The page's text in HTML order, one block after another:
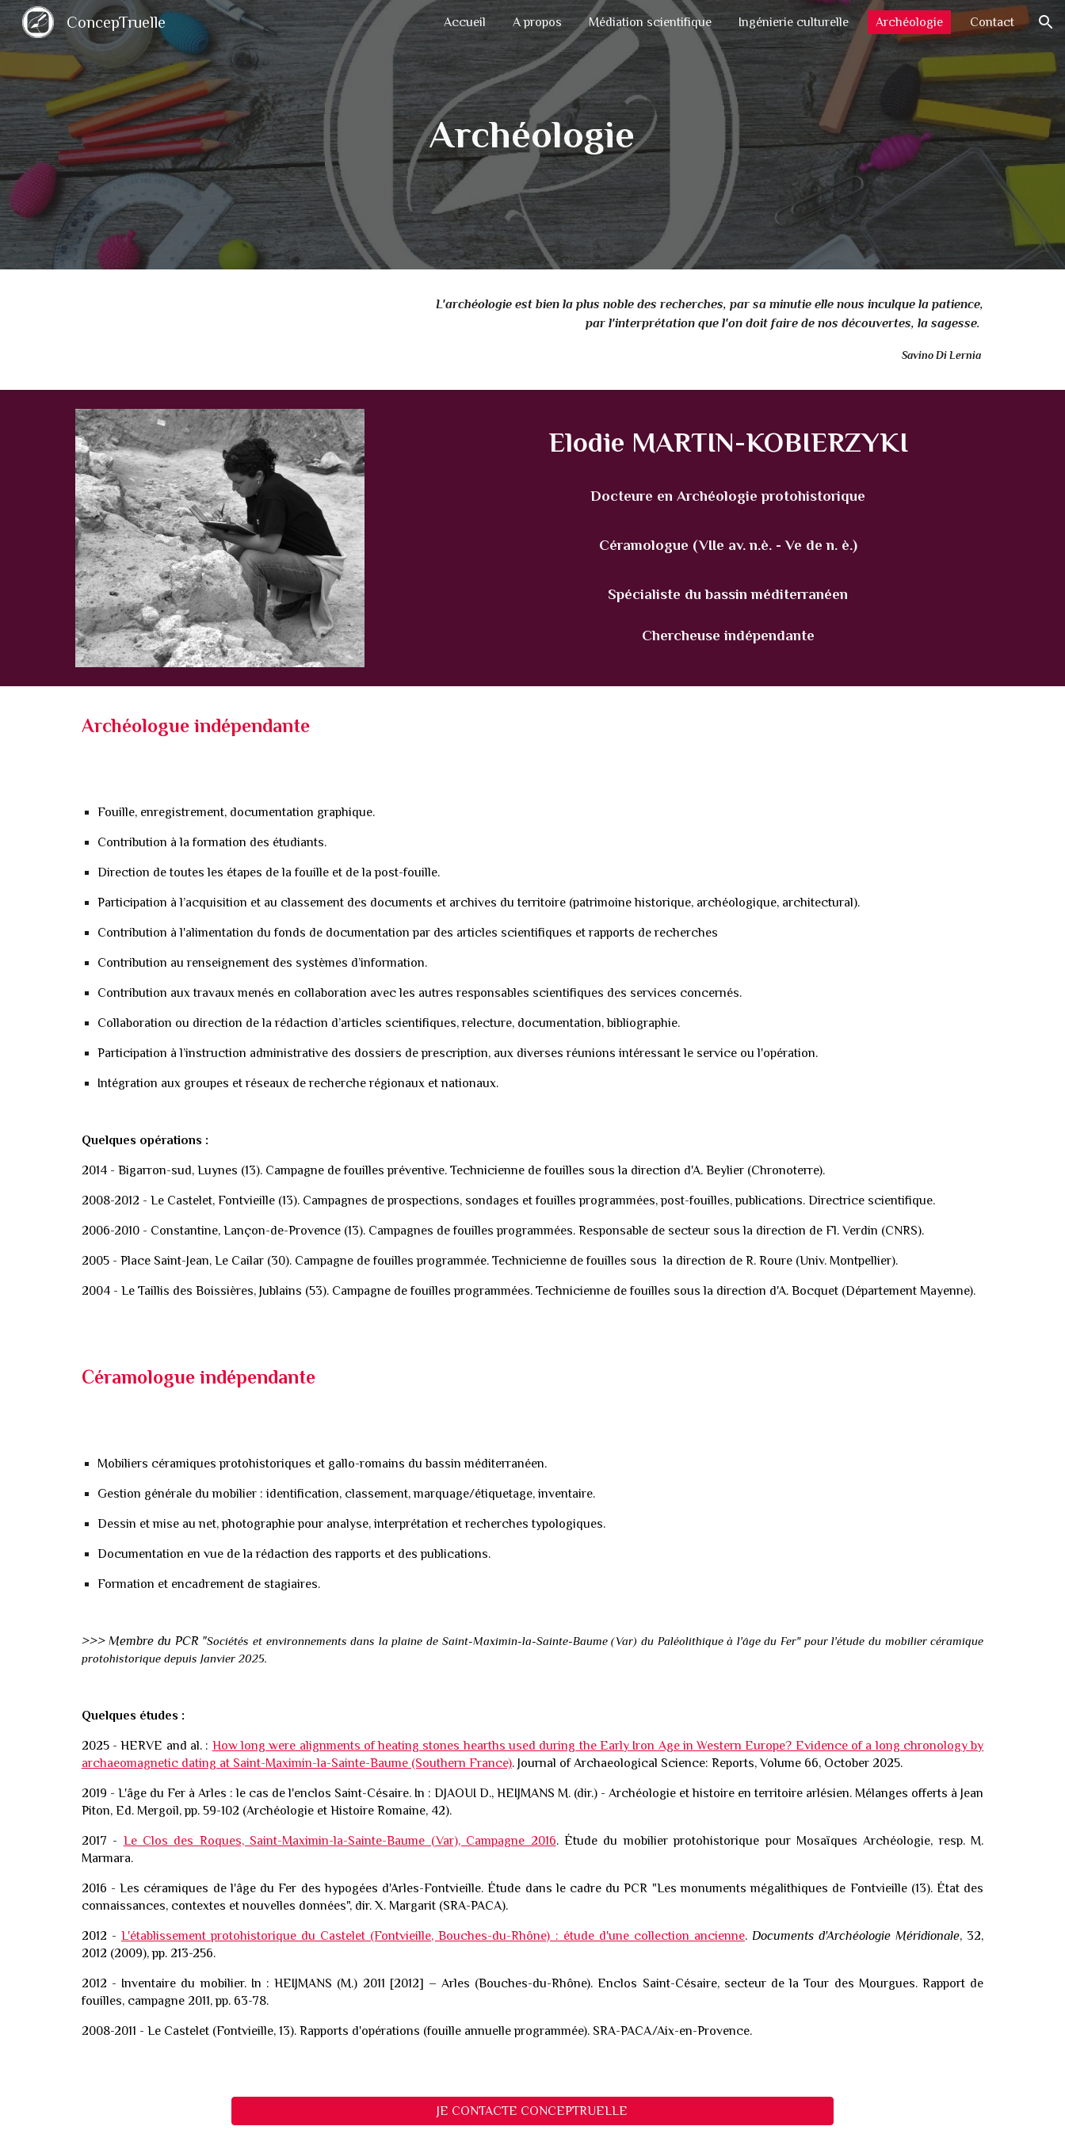
Skip to main content Skip to navigation
ConcepTruelle Accueil A propos Médiation scientifique Ingénierie culturelle Archéologie Contact
Archéologie
L'archéologie est bien la plus noble des recherches, par sa minutie elle nous inculque la patience,
par l'interprétation que l'on doit faire de nos découvertes, la sagesse.
Savino Di Lernia
Elodie MARTIN-KOBIERZYKI
Docteure en Archéologie protohistorique
Céramologue (VIIe av. n.è. - Ve de n. è.)
Spécialiste du bassin méditerranéen
Chercheuse indépendante
Archéologue indépendante
Fouille, enregistrement, documentation graphique.
Contribution à la formation des étudiants.
Direction de toutes les étapes de la fouille et de la post-fouille.
Participation à l’acquisition et au classement des documents et archives du territoire (patrimoine historique, archéologique, architectural).
Contribution à l'alimentation du fonds de documentation par des articles scientifiques et rapports de recherches
Contribution au renseignement des systèmes d’information.
Contribution aux travaux menés en collaboration avec les autres responsables scientifiques des services concernés.
Collaboration ou direction de la rédaction d’articles scientifiques, relecture, documentation, bibliographie.
Participation à l’instruction administrative des dossiers de prescription, aux diverses réunions intéressant le service ou l'opération.
Intégration aux groupes et réseaux de recherche régionaux et nationaux.
Quelques opérations :
2014 - Bigarron-sud, Luynes (13). Campagne de fouilles préventive. Technicienne de fouilles sous la direction d'A. Beylier (Chronoterre).
2008-2012 - Le Castelet, Fontvieille (13). Campagnes de prospections, sondages et fouilles programmées, post-fouilles, publications. Directrice scientifique.
2006-2010 - Constantine, Lançon-de-Provence (13). Campagnes de fouilles programmées. Responsable de secteur sous la direction de Fl. Verdin (CNRS).
2005 - Place Saint-Jean, Le Cailar (30). Campagne de fouilles programmée. Technicienne de fouilles sous la direction de R. Roure (Univ. Montpellier).
2004 - Le Taillis des Boissières, Jublains (53). Campagne de fouilles programmées. Technicienne de fouilles sous la direction d'A. Bocquet (Département Mayenne).
Céramologue indépendante
Mobiliers céramiques protohistoriques et gallo-romains du bassin méditerranéen.
Gestion générale du mobilier : identification, classement, marquage/étiquetage, inventaire.
Dessin et mise au net, photographie pour analyse, interprétation et recherches typologiques.
Documentation en vue de la rédaction des rapports et des publications.
Formation et encadrement de stagiaires.
>>> Membre du PCR "Sociétés et environnements dans la plaine de Saint-Maximin-la-Sainte-Baume (Var) du Paléolithique à l'âge du Fer" pour l'étude du mobilier céramique
protohistorique depuis Janvier 2025.
Quelques études :
2025 - HERVE and al. : How long were alignments of heating stones hearths used during the Early Iron Age in Western Europe? Evidence of a long chronology by
archaeomagnetic dating at Saint-Maximin-la-Sainte-Baume (Southern France). Journal of Archaeological Science: Reports,Volume 66, October 2025.
2019 - L'âge du Fer à Arles : le cas de l'enclos Saint-Césaire. In : DJAOUI D., HEIJMANS M. (dir.) - Archéologie et histoire en territoire arlésien. Mélanges offerts à Jean
Piton, Ed. Mergoil, pp. 59-102 (Archéologie et Histoire Romaine, 42).
2017 - Le Clos des Roques, Saint-Maximin-la-Sainte-Baume (Var), Campagne 2016. Étude du mobilier protohistorique pour Mosaïques Archéologie, resp. M.
Marmara.
2016 - Les céramiques de l'âge du Fer des hypogées d'Arles-Fontvieille. Étude dans le cadre du PCR "Les monuments mégalithiques de Fontvieille (13). État des
connaissances, contextes et nouvelles données", dir. X. Margarit (SRA-PACA).
2012 - L'établissement protohistorique du Castelet (Fontvieille, Bouches-du-Rhône) : étude d'une collection ancienne. Documents d'Archéologie Méridionale, 32,
2012 (2009), pp. 213-256.
2012 - Inventaire du mobilier. In : HEIJMANS (M.) 2011 [2012] – Arles (Bouches-du-Rhône). Enclos Saint-Césaire, secteur de la Tour des Mourgues. Rapport de
fouilles, campagne 2011, pp. 63-78.
2008-2011 - Le Castelet (Fontvieille, 13). Rapports d'opérations (fouille annuelle programmée). SRA-PACA/Aix-en-Provence.
JE CONTACTE CONCEPTRUELLE